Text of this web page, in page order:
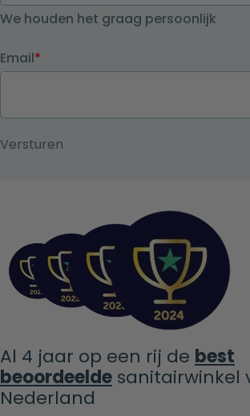
We houden het graag persoonlijk
Email*
Al 4 jaar op een rij de best
beoordeelde sanitairwinkel
Nederland